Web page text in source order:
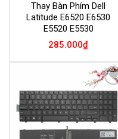
Thay Bàn Phím Dell
Latitude E6520 E6530
E5520 E5530
285.000₫
Add to
Wishlist